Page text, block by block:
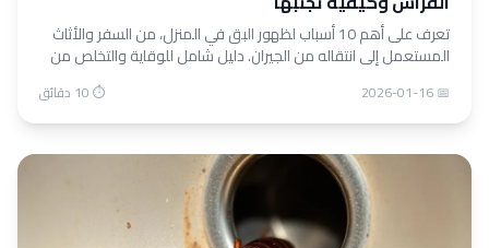
تعرف على أهم 10 أسباب لظهور البق في المنزل، من السفر والأثاث
المستعمل إلى انتقاله من الجيران. دليل شامل للوقاية والتخلص من
📅 2026-01-16 ⏱ 10 دقائق